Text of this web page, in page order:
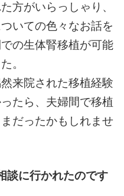
方がいらっしゃり、
いての色々なお話を
の生体腎移植が可能
。
来院された移植経験
たら、夫婦間で移植
だったかもしれませ
談に行かれたのです